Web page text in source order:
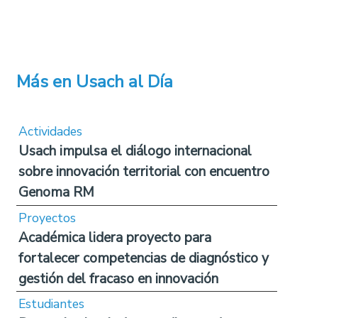
Más en Usach al Día
Actividades
Usach impulsa el diálogo internacional
sobre innovación territorial con encuentro
Genoma RM
Proyectos
Académica lidera proyecto para
fortalecer competencias de diagnóstico y
gestión del fracaso en innovación
Estudiantes